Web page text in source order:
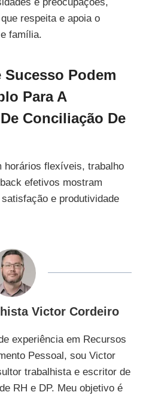
respeita e apoia o
família.
Sucesso Podem
Para A
Conciliação De
horários flexíveis, trabalho
efetivos mostram
e produtividade
Victor Cordeiro
experiência em Recursos
Pessoal, sou Victor
trabalhista e escritor de
RH e DP. Meu objetivo é